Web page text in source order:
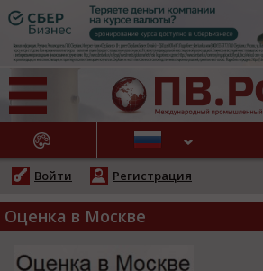
НОВОСТИ
Войти Регистрация
Оценка в Москве